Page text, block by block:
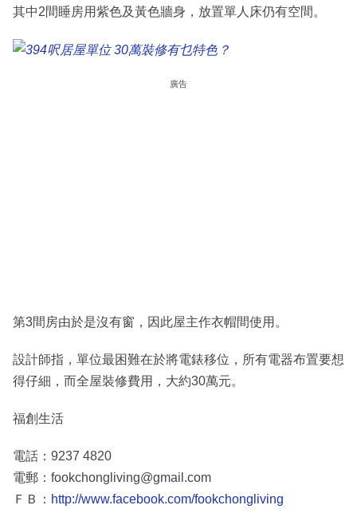
其中2間睡房用紫色及黃色牆身，放置單人床仍有空間。
廣告
第3間房由於是沒有窗，因此屋主作衣帽間使用。
設計師指，單位最困難在於將電錶移位，所有電器布置要想
得仔細，而全屋裝修費用，大約30萬元。
福創生活
電話：9237 4820
電郵：fookchongliving@gmail.com
ＦＢ： http://www.facebook.com/fookchongliving